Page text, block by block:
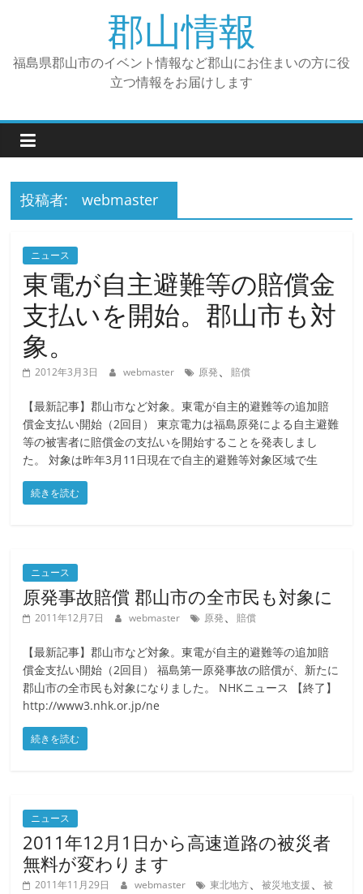
郡山情報
福島県郡山市のイベント情報など郡山にお住まいの方に役
立つ情報をお届けします
投稿者: webmaster
ニュース
東電が自主避難等の賠償金
支払いを開始。郡山市も対
象。
2012年3月3日 webmaster 原発、賠償
【最新記事】郡山市など対象。東電が自主的避難等の追加賠
償金支払い開始（2回目） 東京電力は福島原発による自主避難
等の被害者に賠償金の支払いを開始することを発表しまし
た。 対象は昨年3月11日現在で自主的避難等対象区域で生
続きを読む
ニュース
原発事故賠償 郡山市の全市民も対象に
2011年12月7日 webmaster 原発、賠償
【最新記事】郡山市など対象。東電が自主的避難等の追加賠
償金支払い開始（2回目） 福島第一原発事故の賠償が、新たに
郡山市の全市民も対象になりました。 NHKニュース 【終了】
http://www3.nhk.or.jp/ne
続きを読む
ニュース
2011年12月1日から高速道路の被災者
無料が変わります
2011年11月29日 webmaster 東北地方、被災地支援、被